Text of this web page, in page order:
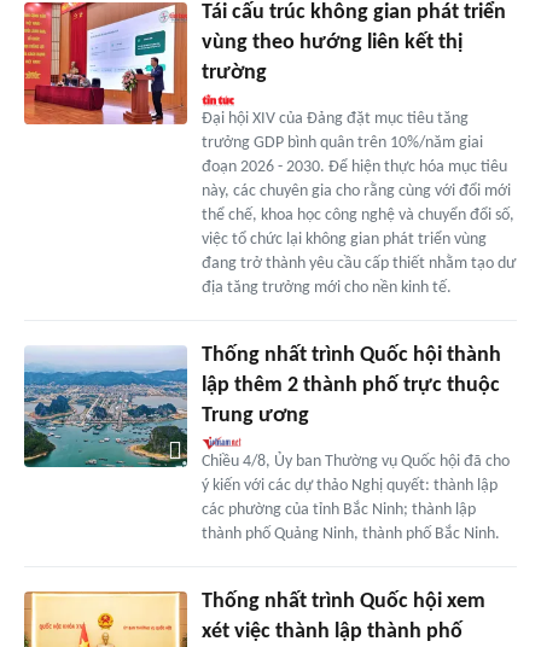
Tái cấu trúc không gian phát triển
vùng theo hướng liên kết thị
trường
Đại hội XIV của Đảng đặt mục tiêu tăng
trưởng GDP bình quân trên 10%/năm giai
đoạn 2026 - 2030. Để hiện thực hóa mục tiêu
này, các chuyên gia cho rằng cùng với đổi mới
thể chế, khoa học công nghệ và chuyển đổi số,
việc tổ chức lại không gian phát triển vùng
đang trở thành yêu cầu cấp thiết nhằm tạo dư
địa tăng trưởng mới cho nền kinh tế.
Thống nhất trình Quốc hội thành
lập thêm 2 thành phố trực thuộc
Trung ương
Chiều 4/8, Ủy ban Thường vụ Quốc hội đã cho
ý kiến với các dự thảo Nghị quyết: thành lập
các phường của tỉnh Bắc Ninh; thành lập
thành phố Quảng Ninh, thành phố Bắc Ninh.
Thống nhất trình Quốc hội xem
xét việc thành lập thành phố